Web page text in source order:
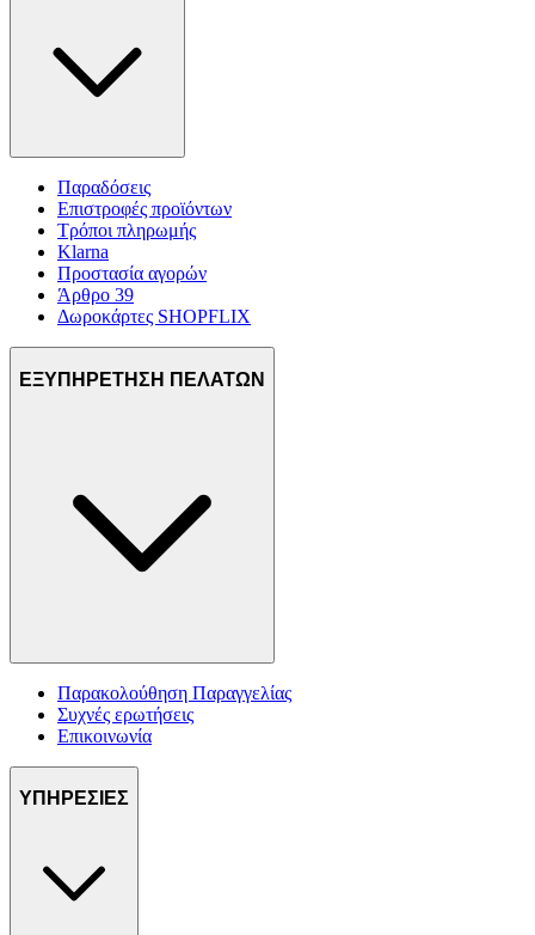
Παραδόσεις
Επιστροφές προϊόντων
Τρόποι πληρωμής
Klarna
Προστασία αγορών
Άρθρο 39
Δωροκάρτες SHOPFLIX
ΕΞΥΠΗΡΕΤΗΣΗ ΠΕΛΑΤΩΝ
Παρακολούθηση Παραγγελίας
Συχνές ερωτήσεις
Επικοινωνία
ΥΠΗΡΕΣΙΕΣ